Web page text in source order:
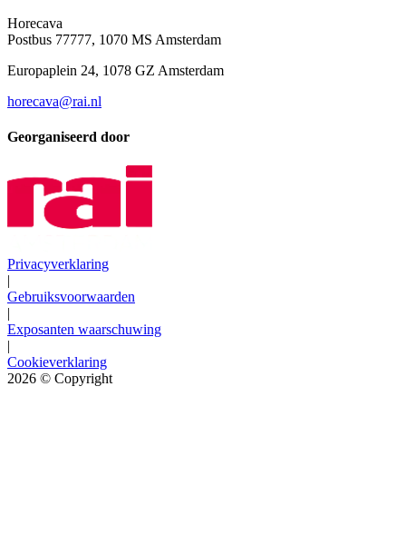
Horecava
Postbus 77777, 1070 MS Amsterdam
Europaplein 24, 1078 GZ Amsterdam
horecava@rai.nl
Georganiseerd door
Privacyverklaring
|
Gebruiksvoorwaarden
|
Exposanten waarschuwing
|
Cookieverklaring
2026 © Copyright